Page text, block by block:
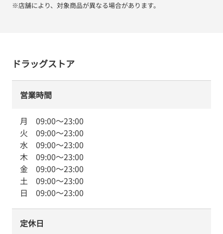
※店舗により、対象商品が異なる場合があります。
ドラッグストア
営業時間
月 09:00～23:00
火 09:00～23:00
水 09:00～23:00
木 09:00～23:00
金 09:00～23:00
土 09:00～23:00
日 09:00～23:00
定休日